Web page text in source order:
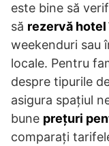
este bine să
să rezervă hotel
weekenduri sau
locale. Pentru
despre tipurile
asigura spațiul
bune prețuri
comparați